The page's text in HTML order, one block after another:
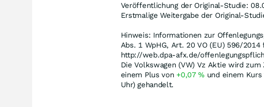
Veröffentlichung der Original-Studie:
Erstmalige Weitergabe der Original-
Hinweis: Informationen zur
Abs. 1 WpHG, Art. 20 VO (EU) 596/
http://web.dpa-afx.de/
Die Volkswagen (VW) Vz Aktie wird
einem Plus von +0,07% und einem
Uhr) gehandelt.